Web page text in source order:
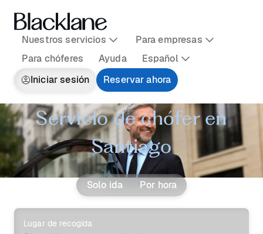
Nuestros servicios
Para empresas
Para chóferes
Ayuda
Español
Iniciar sesión
Reservar ahora
Servicio de chófer en
Santiago
Solo ida Por hora
Lugar de recogida